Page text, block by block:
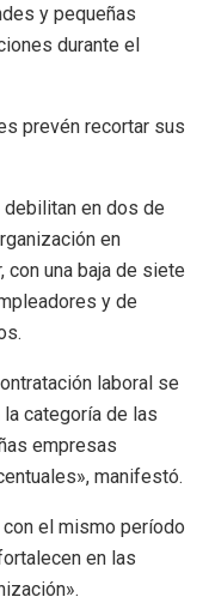
y pequeñas
durante el
prevén recortar sus
en dos de
en
con una baja de siete
y de
laboral se
categoría de las
empresas
manifestó.
con el mismo período
en las